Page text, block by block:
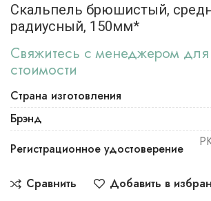
Скальпель брюшистый,
радиусный, 150мм*
Свяжитесь с менеджером для
стоимости
Страна изготовления
Брэнд
Регистрационное удостоверение
Сравнить
Добавить в